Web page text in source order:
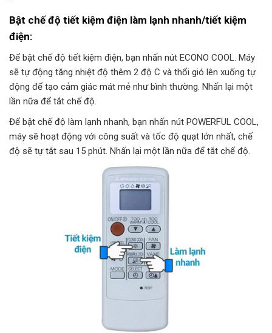
Bật chế độ tiết kiệm điện làm lạnh nhanh/tiết kiệm
điện:
Để bật chế độ tiết kiệm điện, bạn nhấn nút ECONO COOL. Máy
sẽ tự động tăng nhiệt độ thêm 2 độ C và thổi gió lên xuống tự
động để tạo cảm giác mát mẻ như bình thường. Nhấn lại một
lần nữa để tắt chế độ.
Để bật chế độ làm lạnh nhanh, bạn nhấn nút POWERFUL COOL,
máy sẽ hoạt động với công suất và tốc độ quạt lớn nhất, chế
độ sẽ tự tắt sau 15 phút. Nhấn lại một lần nữa để tắt chế độ.